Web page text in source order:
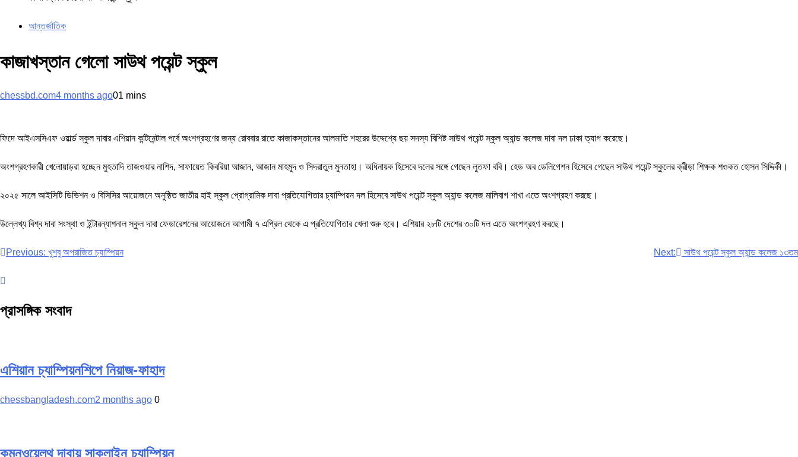
আন্তর্জাতিক
কাজাখস্তান গেলো সাউথ পয়েন্ট স্কুল
chessbd.com4 months ago01 mins
ফিদে আইএসসিএফ ওয়ার্ল্ড স্কুল দাবার এশিয়ান কন্টিনেন্টাল পর্বে অংশগ্রহণের জন্য রোববার রাতে কাজাকস্তানের আলমাতি শহরের উদ্দেশ্যে ছয় সদস্য বিশিষ্ট সাউথ পয়েন্ট স্কুল অ্যান্ড কলেজ দাবা দল ঢাকা ত্যাগ করেছে।
অংশগ্রহণকারী খেলোয়াড়রা হচ্ছেন মুহতাদি তাজওয়ার নাশিদ, সাফায়েত কিবরিয়া আজান, আজান মাহমুদ ও সিদরাতুল মুনতাহা। অধিনায়ক হিসেবে দলের সঙ্গে গেছেন লুতফা ববি। হেড অব ডেলিগেশন হিসেবে গেছেন সাউথ পয়েন্ট স্কুলের ক্রীড়া শিক্ষক শওকত হোসন সিদ্দিকী।
২০২৫ সালে আইসিটি ডিভিশন ও বিসিসির আয়োজনে অনুষ্ঠিত জাতীয় হাই স্কুল প্রোগ্রামিক দাবা প্রতিযোগিতার চ্যাম্পিয়ন দল হিসেবে সাউথ পয়েন্ট স্কুল অ্যান্ড কলেজ মালিবাগ শাখা এতে অংশগ্রহণ করছে।
উল্লেখ্য বিশ্ব দাবা সংস্থা ও ইন্টারন্যাশনাল স্কুল দাবা ফেডারেশনের আয়োজনে আগামী ৭ এপ্রিল থেকে এ প্রতিযোগিতার খেলা শুরু হবে। এশিয়ার ২৮টি দেশের ৩০টি দল এতে অংশগ্রহণ করছে।
Post
navigation
Previous: খুশবু অপরাজিত চ্যাম্পিয়ন Next: সাউথ পয়েন্ট স্কুল অ্যান্ড কলেজ ১৩তম
প্রাসঙ্গিক সংবাদ
এশিয়ান চ্যাম্পিয়নশিপে নিয়াজ-ফাহাদ
chessbangladesh.com2 months ago 0
কমনওয়েলথ দাবায় সাকলাইন চ্যাম্পিয়ন